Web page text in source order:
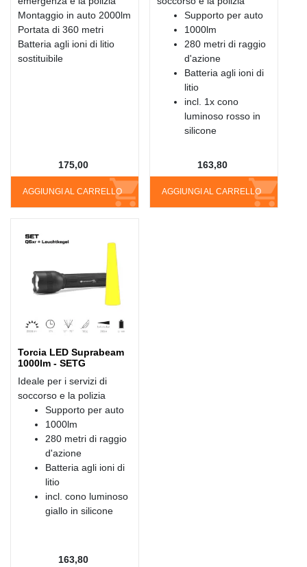
Montaggio in auto 2000lm
Portata di 360 metri
Batteria agli ioni di litio
sostituibile
AGGIUNGI AL CARRELLO
175,00
Supporto per auto
1000lm
280 metri di raggio
d'azione
Batteria agli ioni di
litio
incl. 1x cono
luminoso rosso in
silicone
AGGIUNGI AL CARRELLO
163,80
Torcia LED Suprabeam
1000lm - SETG
Ideale per i servizi di
soccorso e la polizia
Supporto per auto
1000lm
280 metri di raggio
d'azione
Batteria agli ioni di
litio
incl. cono luminoso
giallo in silicone
163,80